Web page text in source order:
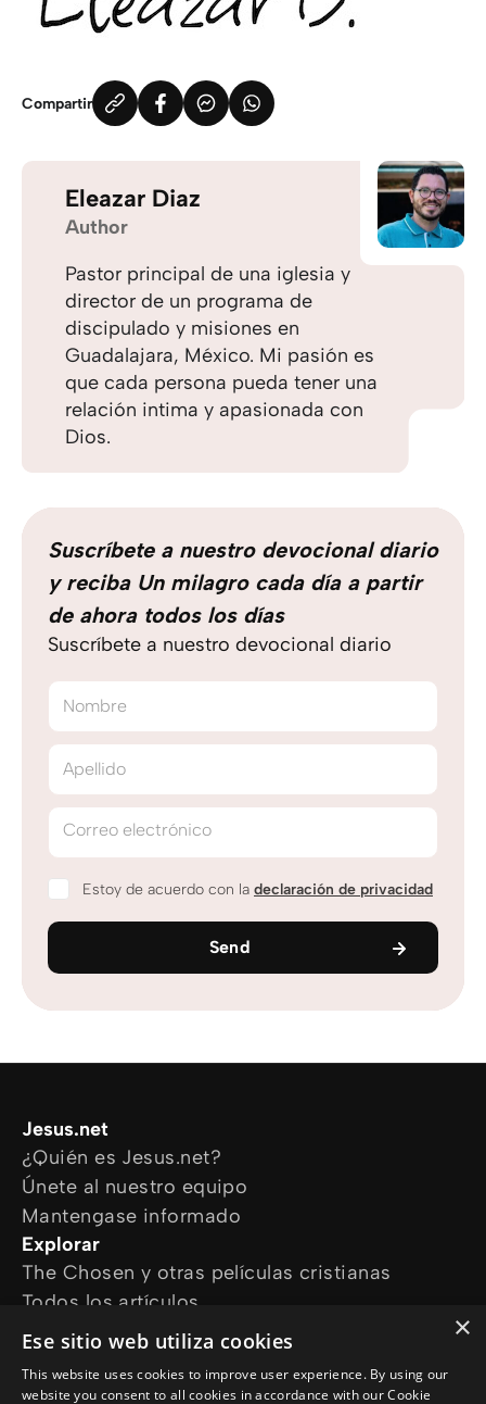
Compartir
Eleazar Diaz
Author
Pastor principal de una iglesia y
director de un programa de
discipulado y misiones en
Guadalajara, México. Mi pasión es
que cada persona pueda tener una
relación intima y apasionada con
Dios.
Suscríbete a nuestro devocional diario
y reciba Un milagro cada día a partir
de ahora todos los días
Suscríbete a nuestro devocional diario
Nombre
Apellido
Correo electrónico
Estoy de acuerdo con la declaración de privacidad
Send
Jesus.net
¿Quién es Jesus.net?
Únete al nuestro equipo
Mantengase informado
Explorar
The Chosen y otras películas cristianas
Todos los artículos
Cursos online
¿Cómo podemos ayudarte?
×
Ese sitio web utiliza cookies
This website uses cookies to improve user experience. By using our
website you consent to all cookies in accordance with our Cookie